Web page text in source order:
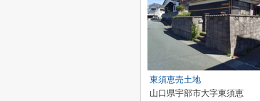
東須恵売土地
山口県宇部市大字東須恵